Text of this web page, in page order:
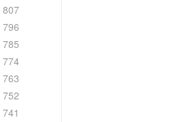
807
796
785
774
763
752
741